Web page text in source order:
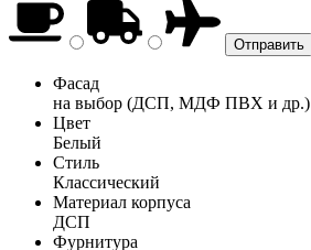
Фасад
на выбор (ДСП, МДФ ПВХ и др.)
Цвет
Белый
Стиль
Классический
Материал корпуса
ДСП
Фурнитура